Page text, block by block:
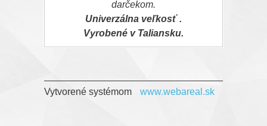
darčekom.
Univerzálna veľkosť .
Vyrobené v Taliansku.
Vytvorené systémom www.webareal.sk